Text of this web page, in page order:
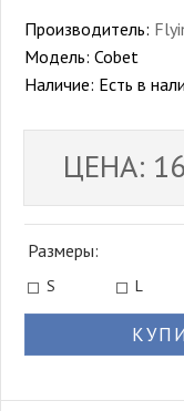
Производитель:
Модель: Cobet
Наличие: Есть в
ЦЕНА:
Размеры:
S L